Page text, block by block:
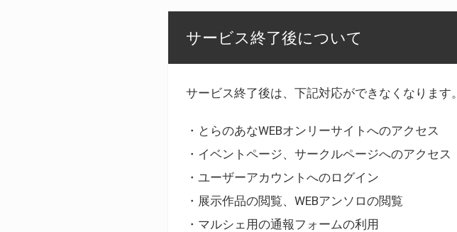
サービス終了後について
サービス終了後は、下記対応ができなくなります。
・とらのあなWEBオンリーサイトへのアクセス
・イベントページ、サークルページへのアクセス
・ユーザーアカウントへのログイン
・展示作品の閲覧、WEBアンソロの閲覧
・マルシェ用の通報フォームの利用